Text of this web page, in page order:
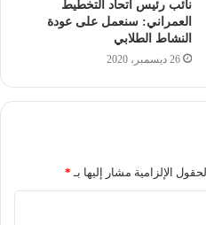
من آفاق التعاون المفتوحة
في مجالات التعليم العالي
لدفع التعاون بشكل خاص في
يخدم التقدم فى علاقات التبادل
نائب رئيس اتحاد التخطيط
العمراني: سنعمل على عودة
النشاط الطلابي
26 ديسمبر، 2020
الإلزامية مشار إليها بـ *